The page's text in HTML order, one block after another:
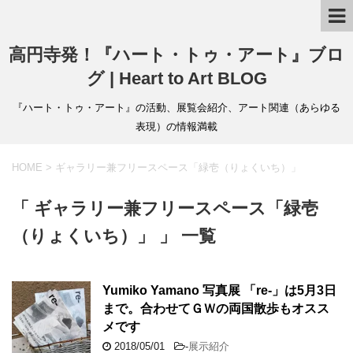
高円寺発！『ハート・トゥ・アート』ブロ
グ | Heart to Art BLOG
『ハート・トゥ・アート』の活動、展覧会紹介、アート関連（あらゆる
表現）の情報満載
HOME > ギャラリー兼フリースペース「緑壱（りょくいち）」
「 ギャラリー兼フリースペース「緑壱
（りょくいち）」 」 一覧
Yumiko Yamano 写真展 「re-」は5月3日
まで。合わせてＧＷの両国散歩もオスス
メです
2018/05/01 -展示紹介